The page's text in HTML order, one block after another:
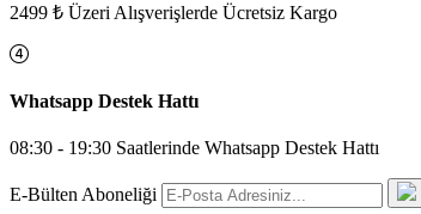
2499 ₺ Üzeri Alışverişlerde Ücretsiz Kargo
Whatsapp Destek Hattı
08:30 - 19:30 Saatlerinde Whatsapp Destek Hattı
E-Bülten Aboneliği